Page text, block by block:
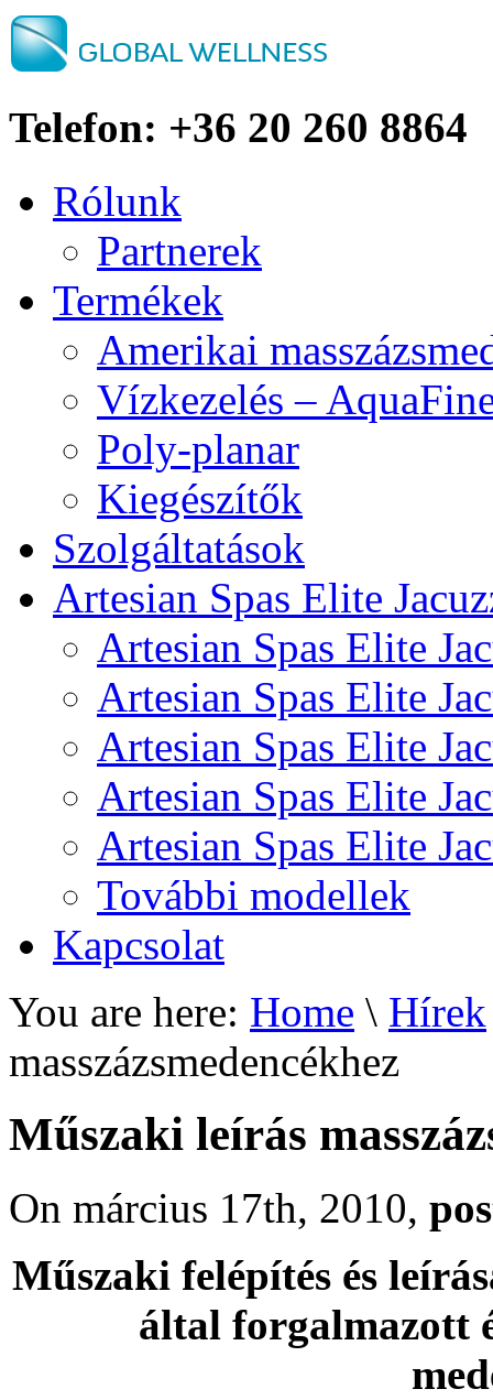
Telefon: +36 20 260 8864
Rólunk
Partnerek
Termékek
Amerikai
Vízkezelés –
Poly-planar
Kiegészítők
Szolgáltatások
Artesian Spas Elite
Artesian Spas Elite
Artesian Spas Elite
Artesian Spas Elite
Artesian Spas Elite
Artesian Spas Elite
További modellek
Kapcsolat
You are here: Home \ Hírek
masszázsmedencékhez
Műszaki leírás
On március 17th, 2010,
Műszaki felépítés és
által forgalmazott